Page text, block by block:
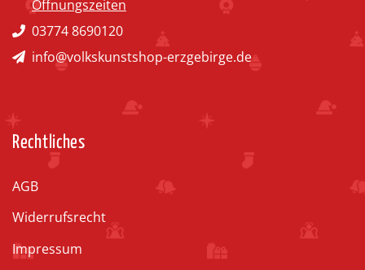
Öffnungszeiten
03774 8690120
info@volkskunstshop-erzgebirge.de
Rechtliches
AGB
Widerrufsrecht
Impressum